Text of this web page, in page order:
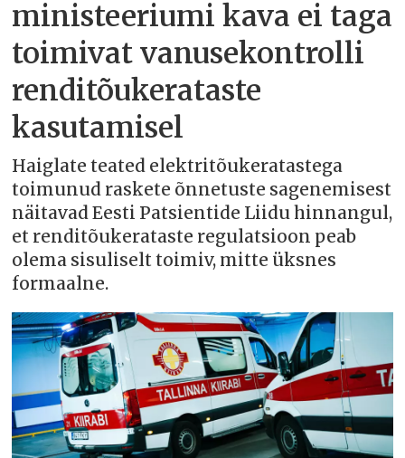
ministeeriumi kava ei taga
toimivat vanusekontrolli
renditõukerataste
kasutamisel
Haiglate teated elektritõukeratastega
toimunud raskete õnnetuste sagenemisest
näitavad Eesti Patsientide Liidu hinnangul,
et renditõukerataste regulatsioon peab
olema sisuliselt toimiv, mitte üksnes
formaalne.